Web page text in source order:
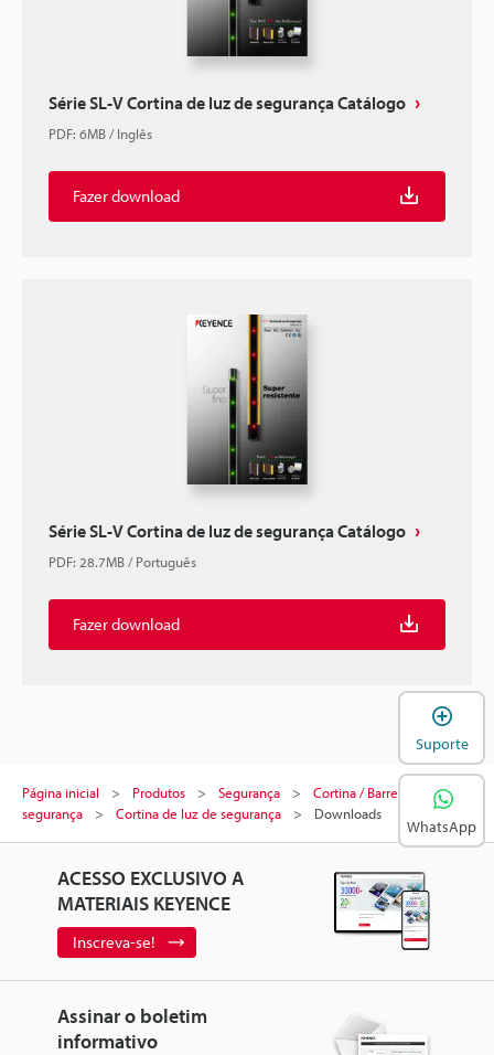
Série SL-V Cortina de luz de segurança Catálogo
PDF: 6MB/Inglês
Fazer download
Série SL-V Cortina de luz de segurança Catálogo
PDF: 28.7MB/Português
Fazer download
Página inicial Produtos Segurança
Cortina / Barreira de luz de
segurança
Cortina de luz de segurança Downloads
ACESSO EXCLUSIVO A
MATERIAIS KEYENCE
Inscreva-se!
Assinar o boletim
informativo
Suporte
WhatsApp